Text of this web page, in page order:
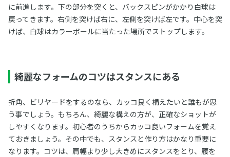
に前進します。下の部分を突くと、バックスピンがかかり白球は
戻ってきます。右側を突けば右に、左側を突けば左です。中心を突
けば、白球はカラーボールに当たった場所でストップします。
綺麗なフォームのコツはスタンスにある
折角、ビリヤードをするのなら、カッコ良く構えたいと誰もが思
う事でしょう。もちろん、綺麗な構えの方が、正確なショットが
しやすくなります。初心者のうちからカッコ良いフォームを覚え
ておきましょう。その中でも、スタンスと作り方はかなり重要に
なります。コツは、肩幅より少し大きめにスタンスをとり、腰を